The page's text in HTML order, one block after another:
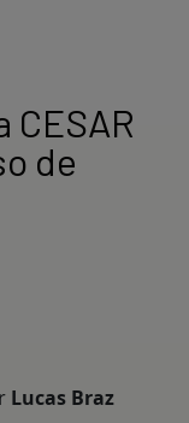
de
Lucas Braz